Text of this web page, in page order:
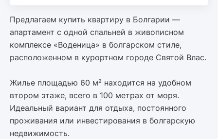
Предлагаем купить квартиру в Болгарии —
апартамент с одной спальней в живописном
комплексе «Воденица» в болгарском стиле,
расположенном в курортном городе Святой Влас.
Жилье площадью 60 м² находится на удобном
втором этаже, всего в 100 метрах от моря.
Идеальный вариант для отдыха, постоянного
проживания или инвестирования в болгарскую
недвижимость.